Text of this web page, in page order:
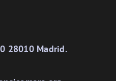
28010 Madrid.